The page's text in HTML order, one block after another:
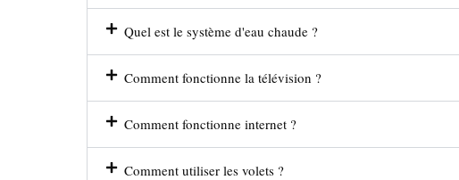
Quel est le système d'eau chaude ?
Comment fonctionne la télévision ?
Comment fonctionne internet ?
Comment utiliser les volets ?